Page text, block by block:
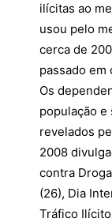
ilícitas ao
usou pelo
cerca de
passado em
Os
população e
revelados
2008
contra
(26), Dia
Tráfico